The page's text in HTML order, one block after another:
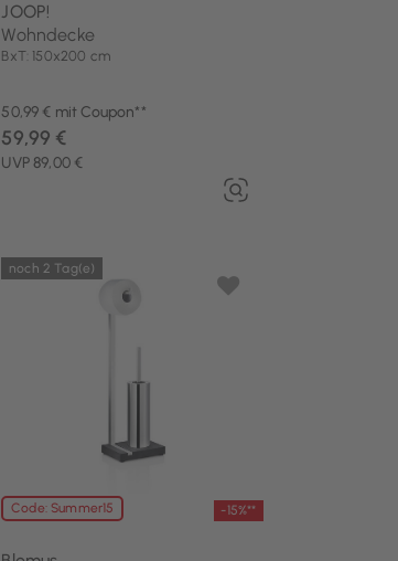
JOOP!
Wohndecke
BxT: 150x200 cm
50,99 € mit Coupon**
UVP 89,00 €
59,99 €
Code: Summer15 -15%**
noch 2 Tag(e)